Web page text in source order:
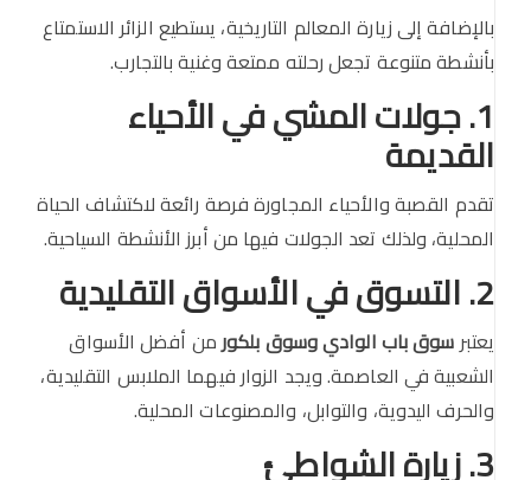
بالإضافة إلى زيارة المعالم التاريخية، يستطيع الزائر الاستمتاع
بأنشطة متنوعة تجعل رحلته ممتعة وغنية بالتجارب.
1. جولات المشي في الأحياء
القديمة
تقدم القصبة والأحياء المجاورة فرصة رائعة لاكتشاف الحياة
المحلية، ولذلك تعد الجولات فيها من أبرز الأنشطة السياحية.
2. التسوق في الأسواق التقليدية
يعتبرسوق باب الوادي وسوق بلكورمن أفضل الأسواق
الشعبية في العاصمة. ويجد الزوار فيهما الملابس التقليدية،
والحرف اليدوية، والتوابل، والمصنوعات المحلية.
3. زيارة الشواطئ